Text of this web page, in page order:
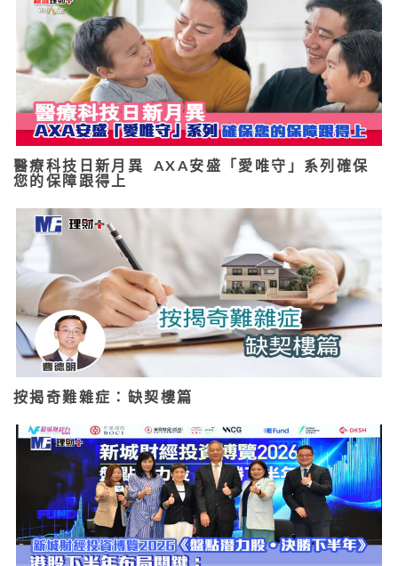
醫療科技日新月異 AXA安盛「愛唯守」系列確保
您的保障跟得上
按揭奇難雜症：缺契樓篇